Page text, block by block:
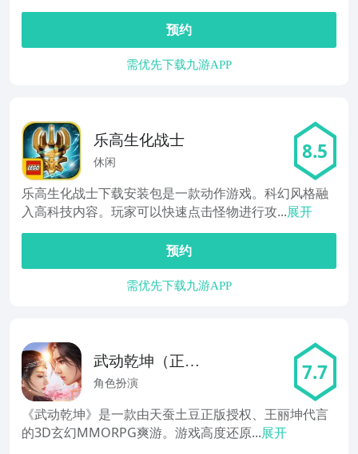
预约
需优先下载九游APP
乐高生化战士
休闲 8.5
乐高生化战士下载安装包是一款动作游戏。科幻风格融
入高科技内容。玩家可以快速点击怪物进行攻...展开
预约
需优先下载九游APP
武动乾坤（正版
手游）
角色扮演 7.7
《武动乾坤》是一款由天蚕土豆正版授权、王丽坤代言
的3D玄幻MMORPG爽游。游戏高度还原...展开